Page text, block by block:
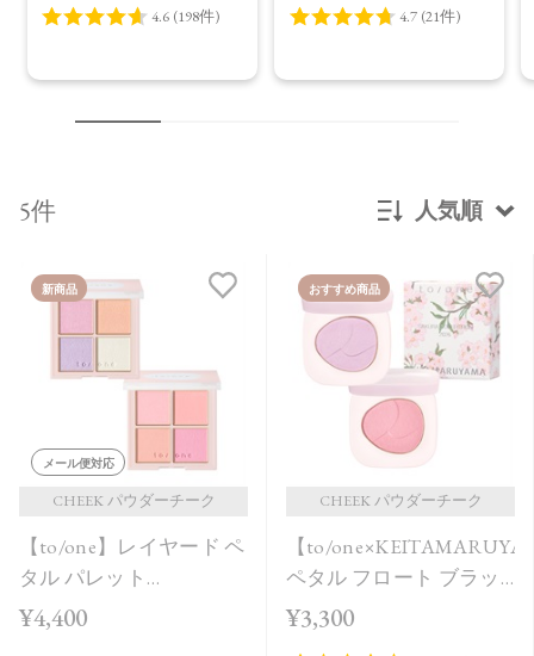
5件 人気順
発売日順
価格が安い
価格が高い
レビューが多い順
レビュー評価が高い順
人気順
新商品
メール便対応
CHEEK パウダーチーク
【to/one】レイヤード ペ
タル パレット
［EX03,EX04］＜2026
¥4,400
おすすめ商品
CHEEK パウダーチーク
【to/
ペタル フロート ブラッ
シュ［EX12,EX13］＜限
¥3,300